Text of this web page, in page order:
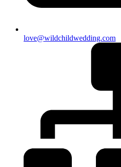
love@wildchildwedding.com